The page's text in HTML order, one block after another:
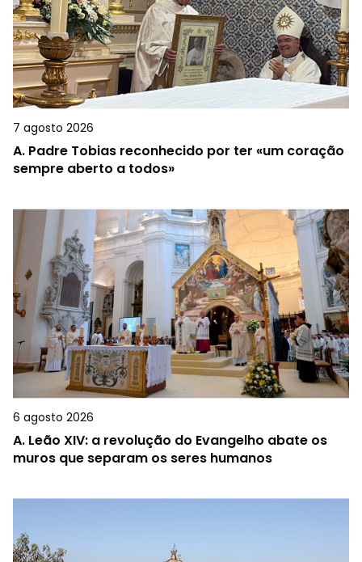
7 agosto 2026
A. Padre Tobias reconhecido por ter «um coração
sempre aberto a todos»
6 agosto 2026
A. Leão XIV: a revolução do Evangelho abate os
muros que separam os seres humanos